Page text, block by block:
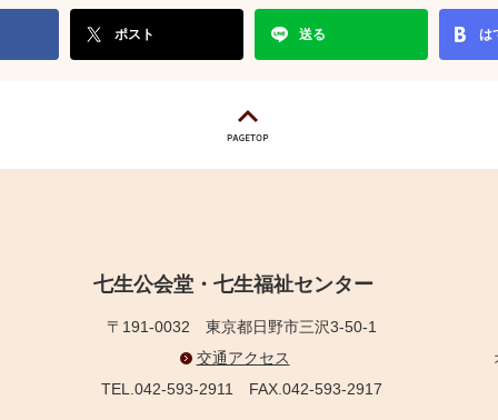
ポスト 送る は
七生公会堂・七生福祉センター
〒191-0032 東京都日野市三沢3-50-1
交通アクセス
TEL.042-593-2911 FAX.042-593-2917